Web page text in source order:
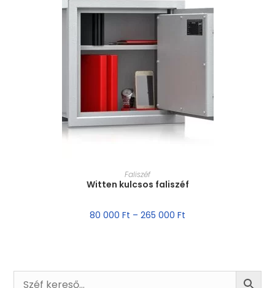
MÉRET VÁLASZTÁSA
Faliszéf
Witten kulcsos faliszéf
80 000 Ft – 265 000 Ft